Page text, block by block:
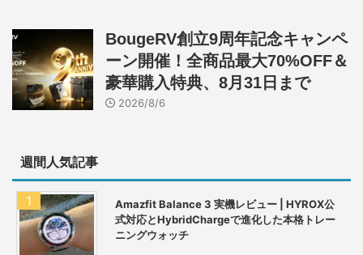
BougeRV創立9周年記念キャンペ
ーン開催！全商品最大70%OFF＆
豪華購入特典、8月31日まで
2026/8/6
週間人気記事
Amazfit Balance 3 実機レビュー | HYROX公
式対応とHybridChargeで進化した本格トレー
ニングウォッチ